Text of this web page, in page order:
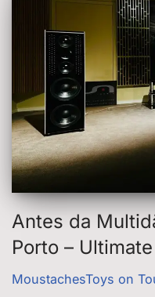
Antes da
Porto –
MoustachesToys on